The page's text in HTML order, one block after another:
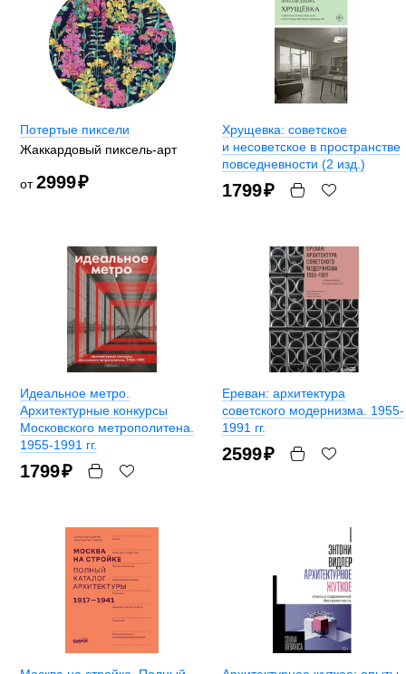
Потертые пиксели
Жаккардовый пиксель-арт
от2999₽
Хрущевка: советское
и несоветское в пространстве
повседневности (2 изд.)
1799₽
Идеальное метро.
Архитектурные конкурсы
Московского метрополитена.
1955-1991 гг.
1799₽
Ереван: архитектура
советского модернизма. 1955-
1991 гг.
2599₽